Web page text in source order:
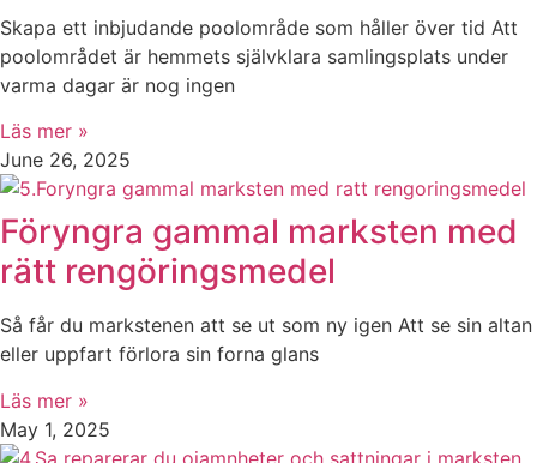
Skapa ett inbjudande poolområde som håller över tid Att
poolområdet är hemmets självklara samlingsplats under
varma dagar är nog ingen
Läs mer »
June 26, 2025
Föryngra gammal marksten med
rätt rengöringsmedel
Så får du markstenen att se ut som ny igen Att se sin altan
eller uppfart förlora sin forna glans
Läs mer »
May 1, 2025